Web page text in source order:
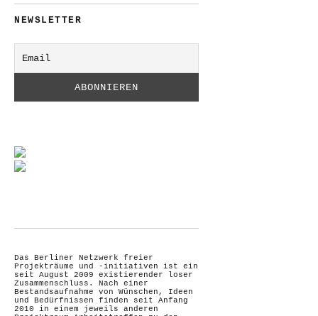
NEWSLETTER
Das Berliner Netzwerk freier
Projekträume und -initiativen ist ein
seit August 2009 existierender loser
Zusammenschluss. Nach einer
Bestandsaufnahme von Wünschen, Ideen
und Bedürfnissen finden seit Anfang
2010 in einem jeweils anderen